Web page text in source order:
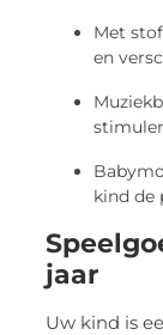
Met
en
kind de
jaar
Uw kind is